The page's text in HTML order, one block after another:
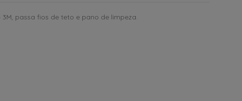
passa fios de teto e pano de limpeza.